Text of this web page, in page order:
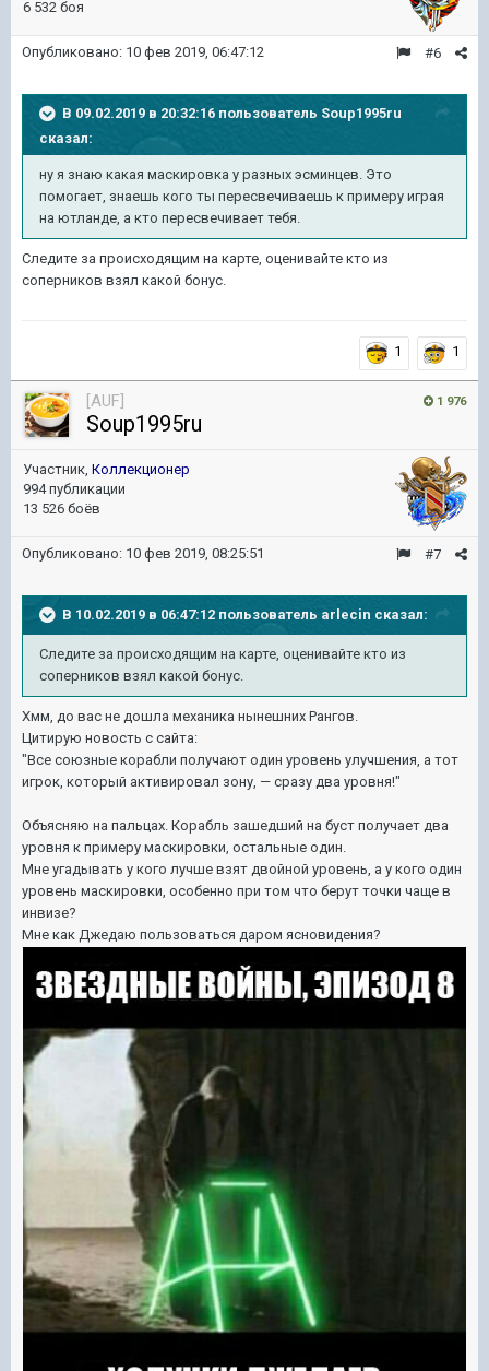
6 532 боя
#6
Опубликовано: 10 фев 2019, 06:47:12
В 09.02.2019 в 20:32:16 пользователь Soup1995ru
сказал:
ну я знаю какая маскировка у разных эсминцев. Это
помогает, знаешь кого ты пересвечиваешь к примеру играя
на ютланде, а кто пересвечивает тебя.
Следите за происходящим на карте, оценивайте кто из
соперников взял какой бонус.
1 1
1 976
[AUF]
Soup1995ru
Участник, Коллекционер
994 публикации
13 526 боёв
#7
Опубликовано: 10 фев 2019, 08:25:51
В 10.02.2019 в 06:47:12 пользователь arlecin сказал:
Следите за происходящим на карте, оценивайте кто из
соперников взял какой бонус.
Хмм, до вас не дошла механика нынешних Рангов.
Цитирую новость с сайта:
"Все союзные корабли получают один уровень улучшения, а тот
игрок, который активировал зону, — сразу два уровня!"
Объясняю на пальцах. Корабль зашедший на буст получает два
уровня к примеру маскировки, остальные один.
Мне угадывать у кого лучше взят двойной уровень, а у кого один
уровень маскировки, особенно при том что берут точки чаще в
инвизе?
Мне как Джедаю пользоваться даром ясновидения?